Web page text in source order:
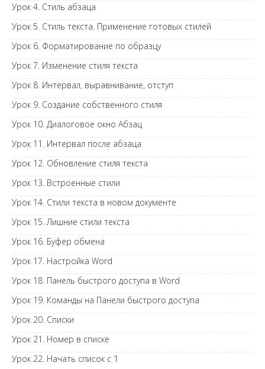
Урок 4. Стиль абзаца
Урок 5. Стиль текста. Применение готовых стилей
Урок 6. Форматирование по образцу
Урок 7. Изменение стиля текста
Урок 8. Интервал, выравнивание, отступ
Урок 9. Создание собственного стиля
Урок 10. Диалоговое окно Абзац
Урок 11. Интервал после абзаца
Урок 12. Обновление стиля текста
Урок 13. Встроенные стили
Урок 14. Стили текста в новом документе
Урок 15. Лишние стили текста
Урок 16. Буфер обмена
Урок 17. Настройка Word
Урок 18. Панель быстрого доступа в Word
Урок 19. Команды на Панели быстрого доступа
Урок 20. Списки
Урок 21. Номер в списке
Урок 22. Начать список с 1